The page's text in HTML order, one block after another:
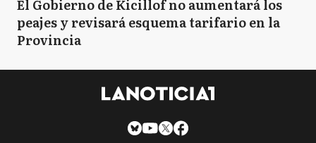
El Gobierno de Kicillof no aumentará los
peajes y revisará esquema tarifario en la
Provincia